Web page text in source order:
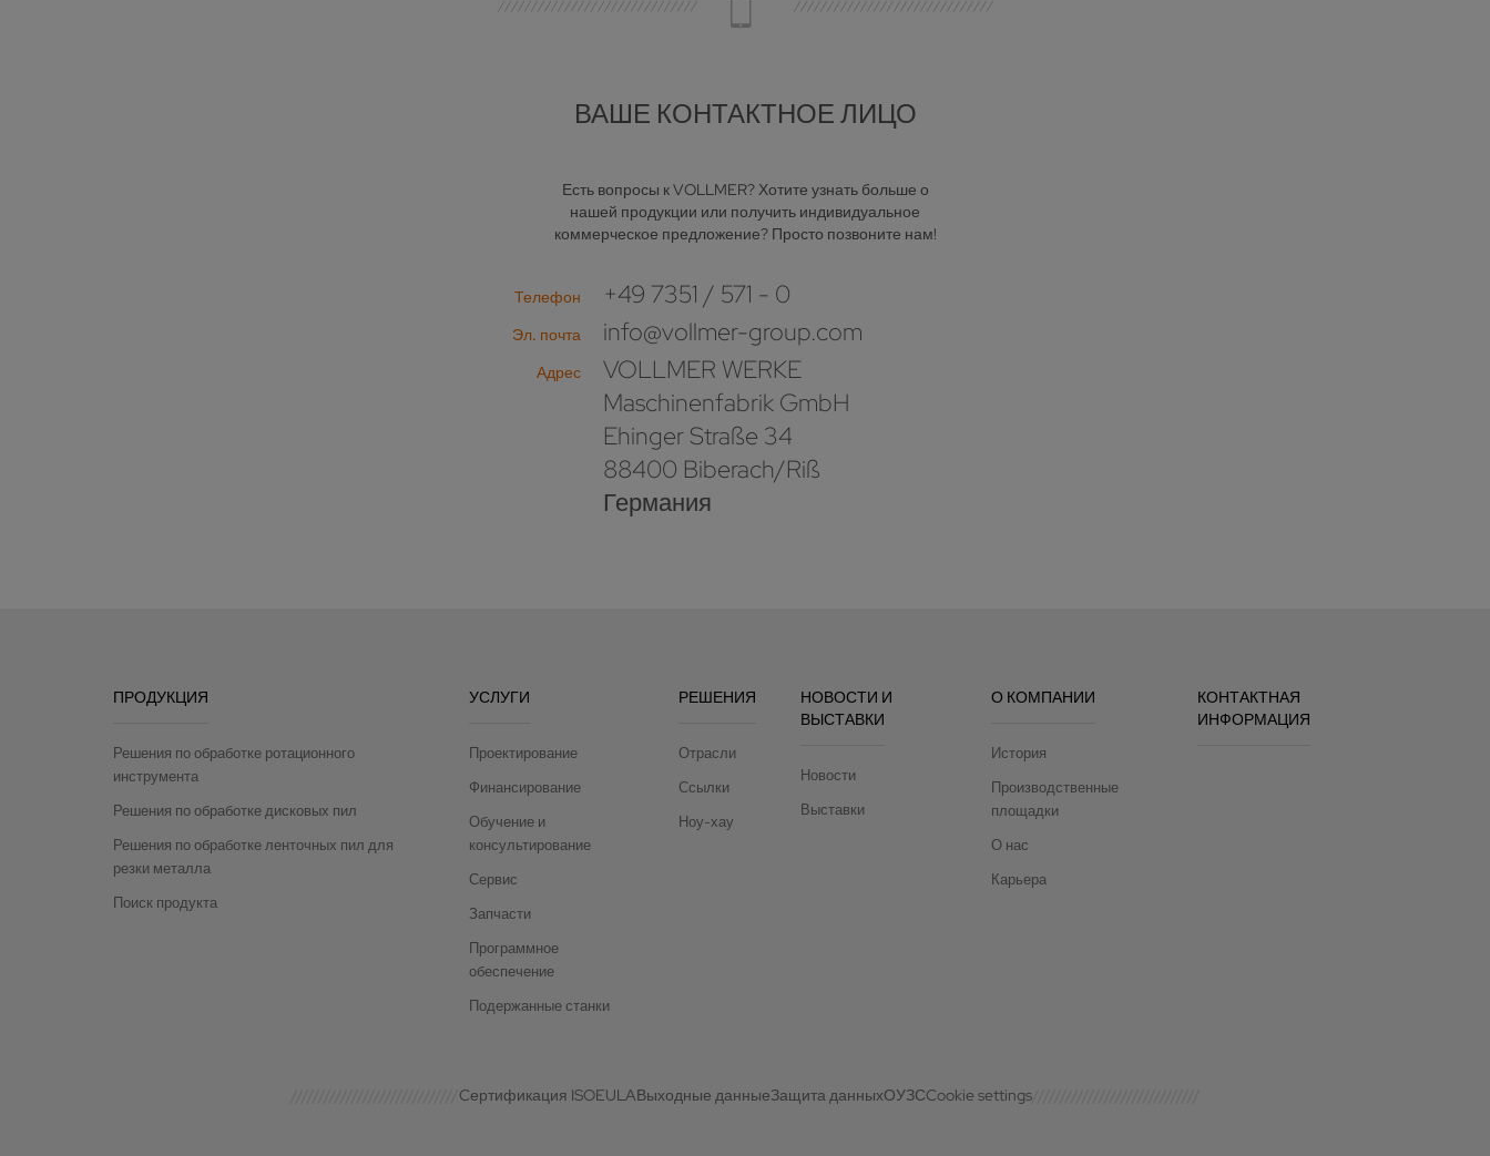
ВАШЕ КОНТАКТНОЕ ЛИЦО
Есть вопросы к VOLLMER? Хотите узнать больше о
нашей продукции или получить индивидуальное
коммерческое предложение? Просто позвоните нам!
Телефон +49 7351 / 571 - 0
Эл. почта info@vollmer-group.com
Адрес
VOLLMER WERKE
Maschinenfabrik GmbH
Ehinger Straße 34
88400 Biberach/Riß
Германия
ПРОДУКЦИЯ
Решения по обработке ротационного
инструмента
Решения по обработке дисковых пил
Решения по обработке ленточных пил для
резки металла
Поиск продукта
УСЛУГИ
Проектирование
Финансирование
Обучение и
консультирование
Сервис
Запчасти
Программное
обеспечение
Подержанные станки
РЕШЕНИЯ
Отрасли
Ссылки
Ноу-хау
НОВОСТИ И
ВЫСТАВКИ
Новости
Выставки
О КОМПАНИИ
История
Производственные
площадки
О нас
Карьера
КОНТАКТНАЯ
ИНФОРМАЦИЯ
Cертификация ISOEULAВыходные данныеЗащита данныхОУЗСCookie settings